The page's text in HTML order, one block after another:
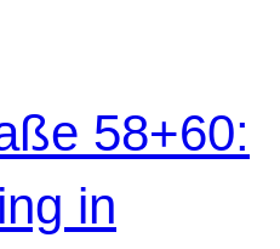
58+60:
in